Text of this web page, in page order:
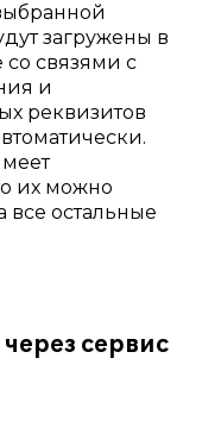
загружены в
связями с
и
реквизитов
их можно
все остальные
сервис